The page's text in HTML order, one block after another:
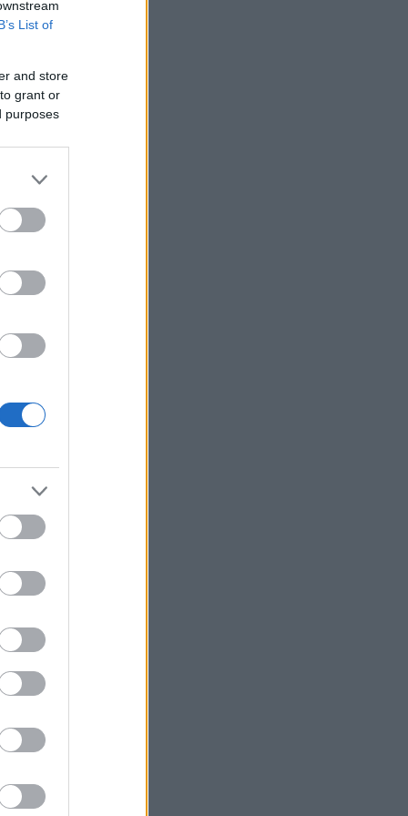
List of
and store
grant or
purposes
καλύτερη ημέρα από τον Φεβρουάριο
στη Γάζα
Μικροσκοπικές δίνες ανακαλύφθηκαν
Ήλιου
Ο Ζελένσκι ζήτησε από τον Ρούτε
αντιαεροπορική άμυνα
Aktor: Πάνω από το 20% η Castellano,
ΗΠΑ: Ο Αμπντούλ Ελ Σαγιέντ, της
κόμματος στο Μίσιγκαν
επόμενης φάσης ανάπτυξης
Prodea: Εγκρίθηκε πρόγραμμα
επαναγοράς έως 1,3 εκατ. ιδίων
μετοχών
εξαμήνου, αύξηση 14% - «Άλμα» 62%
στα κέρδη προ φόρων
Fitch: Ο κίνδυνος διόρθωσης στην AI
απειλεί οικονομία και αγορές
Επιφυλακτικό ρεκόρ στις ευρωαγορές
με το βλέμμα στις διαπραγματεύσεις
Τρεις συλλήψεις σε Τρίκαλα, Ανατολική
Αττική και Πρέβεζα για πρόκληση
πυροπροστασίας